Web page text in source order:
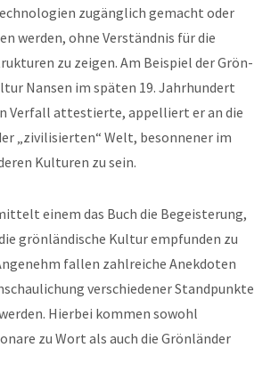
zugänglich gemacht oder
wer­den, ohne Ver­ständ­nis für die
zu zeigen. Am Beispiel der Grön­
Nansen im späten 19. Jahrhun­dert
Ver­fall attestierte, appel­liert er an die
„zivil­isierten“ Welt, besonnen­er im
Kul­turen zu sein.
einem das Buch die Begeis­terung,
grön­ländis­che Kul­tur emp­fun­den zu
fall­en zahlre­iche Anek­doten
ver­schieden­er Stand­punk­te
Hier­bei kom­men sowohl
zu Wort als auch die Grön­län­der